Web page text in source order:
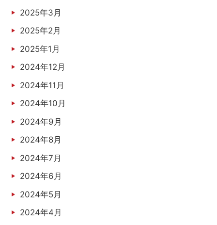
2025年3月
2025年2月
2025年1月
2024年12月
2024年11月
2024年10月
2024年9月
2024年8月
2024年7月
2024年6月
2024年5月
2024年4月